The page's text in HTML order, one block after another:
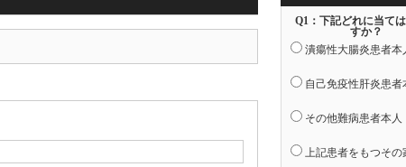
Q1：下記どれに当て
すか？
潰瘍性大腸炎患者本
自己免疫性肝炎患者
その他難病患者本人
上記患者をもつその